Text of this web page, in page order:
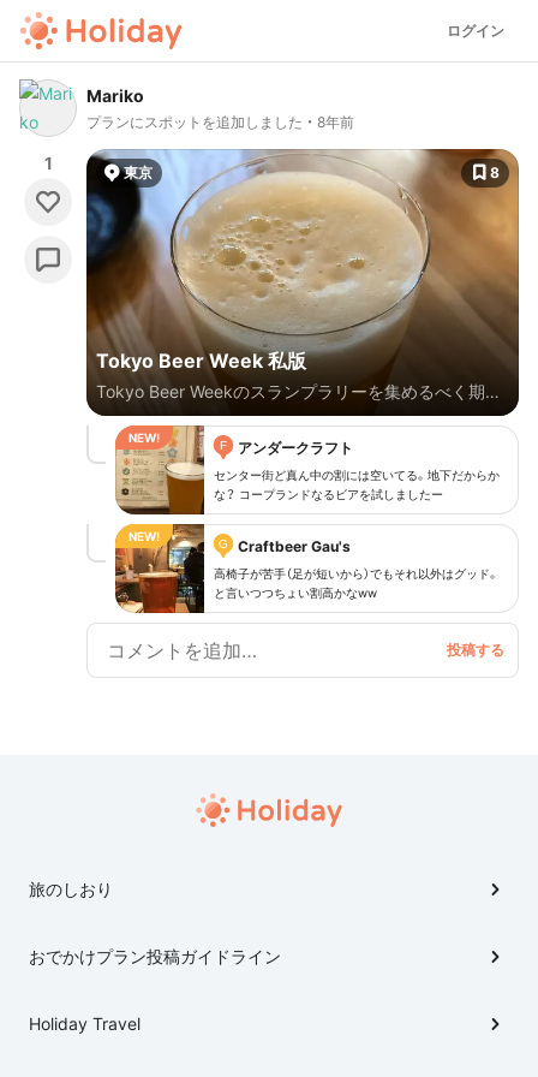
ログイン
Mariko
プランにスポットを追加しました 8年前
1 東京 8
Tokyo Beer Week 私版
Tokyo Beer Weekのスランプラリーを集めるべく期間
中に行ったお店をポチポチします
F アンダークラフト
センター街ど真ん中の割には空いてる。地下だからか
な？ コープランドなるビアを試しましたー
G Craftbeer Gau's
高椅子が苦手（足が短いから）でもそれ以外はグッド。
と言いつつちょい割高かなww
旅のしおり
おでかけプラン投稿ガイドライン
Holiday Travel